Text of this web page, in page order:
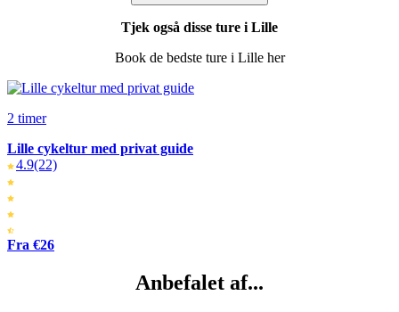
Tjek også disse ture i Lille
Book de bedste ture i Lille her
2 timer
Lille cykeltur med privat guide
4.9(22)
Fra €26
Anbefalet af...